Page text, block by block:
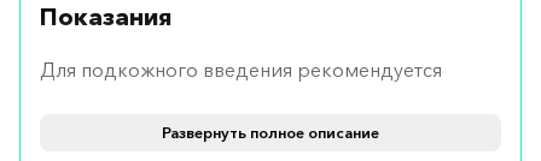
Показания
Для подкожного введения рекомендуется
форме и системным идиопатическим артритом.
Развернуть полное описание